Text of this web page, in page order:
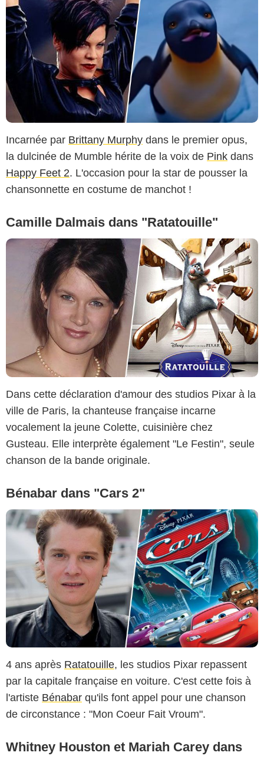
Incarnée par Brittany Murphy dans le premier opus,
la dulcinée de Mumble hérite de la voix de Pink dans
Happy Feet 2. L'occasion pour la star de pousser la
chansonnette en costume de manchot !
Camille Dalmais dans "Ratatouille"
Dans cette déclaration d'amour des studios Pixar à la
ville de Paris, la chanteuse française incarne
vocalement la jeune Colette, cuisinière chez
Gusteau. Elle interprète également "Le Festin", seule
chanson de la bande originale.
Bénabar dans "Cars 2"
4 ans après Ratatouille, les studios Pixar repassent
par la capitale française en voiture. C'est cette fois à
l'artiste Bénabar qu'ils font appel pour une chanson
de circonstance : "Mon Coeur Fait Vroum".
Whitney Houston et Mariah Carey dans